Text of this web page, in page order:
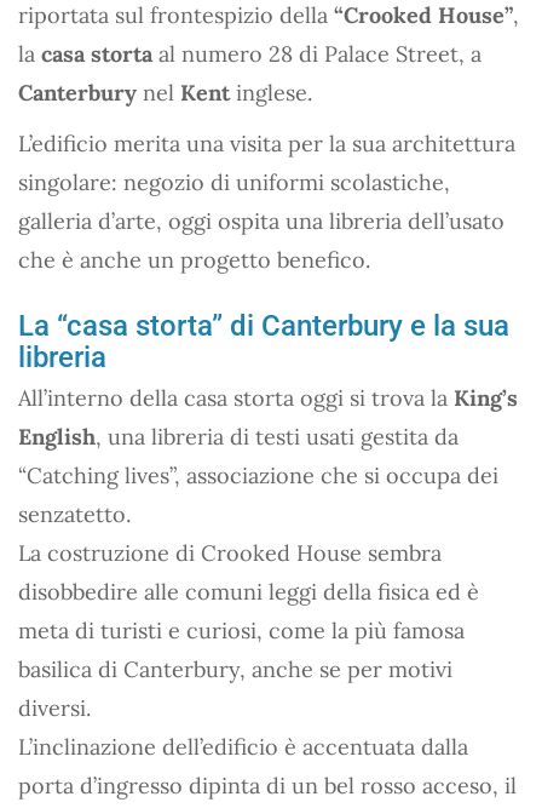
riportata sul frontespizio della “Crooked House”,
la casa storta al numero 28 di Palace Street, a
Canterbury nel Kentinglese.
L’edificio merita una visita per la sua architettura
singolare: negozio di uniformi scolastiche,
galleria d’arte, oggi ospita una libreria dell’usato
che è anche un progetto benefico.
La “casa storta” di Canterbury e la sua
libreria
All’interno della casa storta oggi si trova la King’s
English, una libreria di testi usati gestita da
“Catching lives”, associazione che si occupa dei
senzatetto.
La costruzione di Crooked House sembra
disobbedire alle comuni leggi della fisica ed è
meta di turisti e curiosi, come la più famosa
basilica di Canterbury, anche se per motivi
diversi.
L’inclinazione dell’edificio è accentuata dalla
porta d’ingresso dipinta di un bel rosso acceso, il